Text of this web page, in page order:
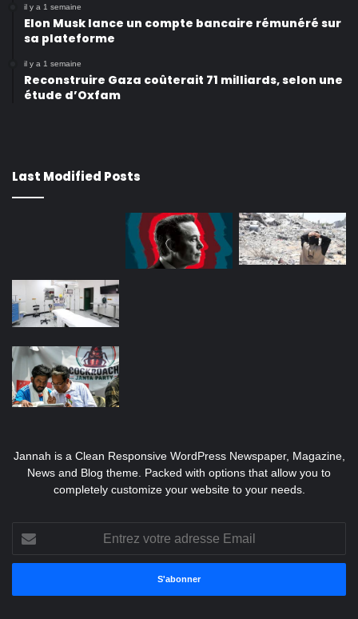
il y a 1 semaine
Elon Musk lance un compte bancaire rémunéré sur
sa plateforme
il y a 1 semaine
Reconstruire Gaza coûterait 71 milliards, selon une
étude d’Oxfam
Last Modified Posts
Jannah is a Clean Responsive WordPress Newspaper, Magazine,
News and Blog theme. Packed with options that allow you to
completely customize your website to your needs.
votre
adresse